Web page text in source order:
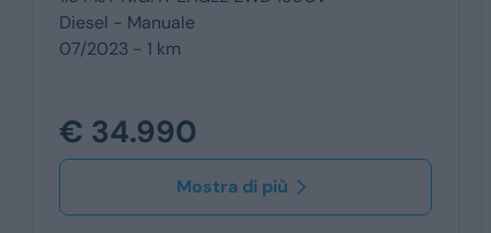
Diesel - Manuale
07/2023 - 1 km
€ 34.990
Mostra di più